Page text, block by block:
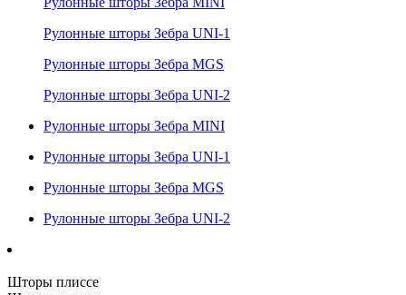
Рулонные шторы Зебра UNI-1
Рулонные шторы Зебра MGS
Рулонные шторы Зебра UNI-2
Рулонные шторы Зебра MINI
Рулонные шторы Зебра UNI-1
Рулонные шторы Зебра MGS
Рулонные шторы Зебра UNI-2
Шторы плиссе